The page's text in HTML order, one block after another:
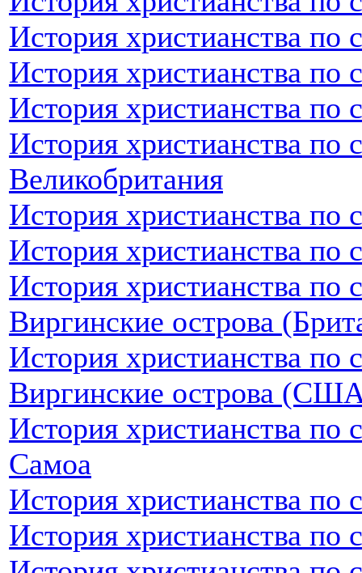
История христианства по
История христианства по
История христианства по
История христианства по
Великобритания
История христианства по
История христианства по
История христианства по
Виргинские острова
История христианства по
Виргинские острова
История христианства по
Самоа
История христианства по
История христианства по